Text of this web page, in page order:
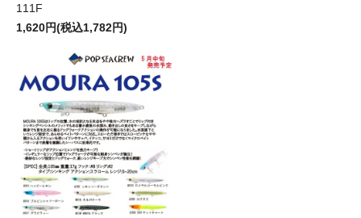
111F
1,620円(税込1,782円)